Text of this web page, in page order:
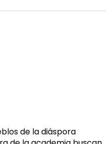
de la diáspora